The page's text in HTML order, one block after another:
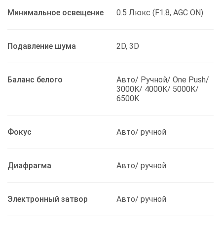
Минимальное освещение 0.5 Люкс (F1.8, AGC ON)
Подавление шума 2D, 3D
Баланс белого
Авто/ Ручной/ One Push/
3000K/ 4000K/ 5000K/
6500K
Фокус Авто/ ручной
Диафрагма Авто/ ручной
Электронный затвор Авто/ ручной